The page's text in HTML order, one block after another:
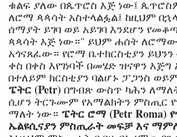
ቁልፍ ያለው በጴጥሮስ እጅ ነው፤
ለሮማ ጳጳሳት አስተላልፏል፤ ከዚህም
ሰማያት ይገባ ወይ አይገባ እንደሆን
ጳጳሳት እጅ ነው።" ይህም ሐሰት
አጎናጸፈው። የሮማ ቤተክርስቲያን
ቀስ በቀስ እየገነባች በመሄድ ዝናዋን እጅግ
በተለይም ክርስቲያን ባልሆኑ ፓጋንስ
ፔትር (Petr) በግብጽ ውስጥ ካሕን
ሲሆን ትርጉሙም የአማልክትን ምስጢር
ማለት ነው። ፔትር ሮማ (Petr Roma)
ኤልዩሲናያን ምስጢራት መፍቻ እና